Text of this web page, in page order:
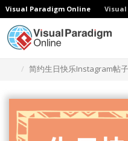
Visual Paradigm Online Visual
简约生日快乐Instagram帖子